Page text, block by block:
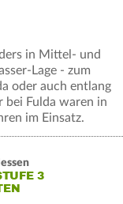
in Mittel- und
Lage - zum
oder auch entlang
bei Fulda waren in
im Einsatz.
3